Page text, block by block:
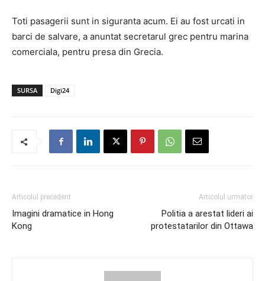
Toti pasagerii sunt in siguranta acum. Ei au fost urcati in
barci de salvare, a anuntat secretarul grec pentru marina
comerciala, pentru presa din Grecia.
SURSA Digi24
Articolul precedent
Imagini dramatice in Hong
Kong
Articolul urmator
Politia a arestat lideri ai
protestatarilor din Ottawa